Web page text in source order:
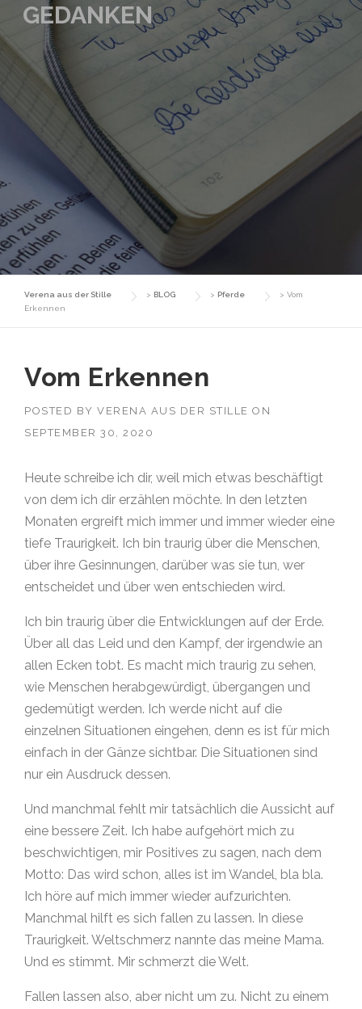
GEDANKEN
Verena aus der Stille > BLOG > Pferde > Vom
Erkennen
Vom Erkennen
POSTED BY VERENA AUS DER STILLE ON
SEPTEMBER 30, 2020
Heute schreibe ich dir, weil mich etwas beschäftigt
von dem ich dir erzählen möchte. In den letzten
Monaten ergreift mich immer und immer wieder eine
tiefe Traurigkeit. Ich bin traurig über die Menschen,
über ihre Gesinnungen, darüber was sie tun, wer
entscheidet und über wen entschieden wird.
Ich bin traurig über die Entwicklungen auf der Erde.
Über all das Leid und den Kampf, der irgendwie an
allen Ecken tobt. Es macht mich traurig zu sehen,
wie Menschen herabgewürdigt, übergangen und
gedemütigt werden. Ich werde nicht auf die
einzelnen Situationen eingehen, denn es ist für mich
einfach in der Gänze sichtbar. Die Situationen sind
nur ein Ausdruck dessen.
Und manchmal fehlt mir tatsächlich die Aussicht auf
eine bessere Zeit. Ich habe aufgehört mich zu
beschwichtigen, mir Positives zu sagen, nach dem
Motto: Das wird schon, alles ist im Wandel, bla bla.
Ich höre auf mich immer wieder aufzurichten.
Manchmal hilft es sich fallen zu lassen. In diese
Traurigkeit. Weltschmerz nannte das meine Mama.
Und es stimmt. Mir schmerzt die Welt.
Fallen lassen also, aber nicht um zu. Nicht zu einem